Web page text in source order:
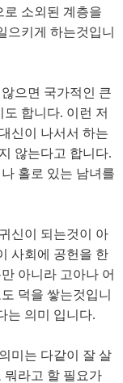
로 소외된 계층을
으키게 하는것입니
으면 국가적인 큰
합니다. 이런 저
신이 나서서 하는
않는다고 합니다.
홀로 있는 남녀를
신이 되는것이 아
사회에 공헌을 한
아니라 고아나 어
덕을 쌓는것입니
는 의미 입니다.
미는 다같이 잘 살
뭐라고 할 필요가